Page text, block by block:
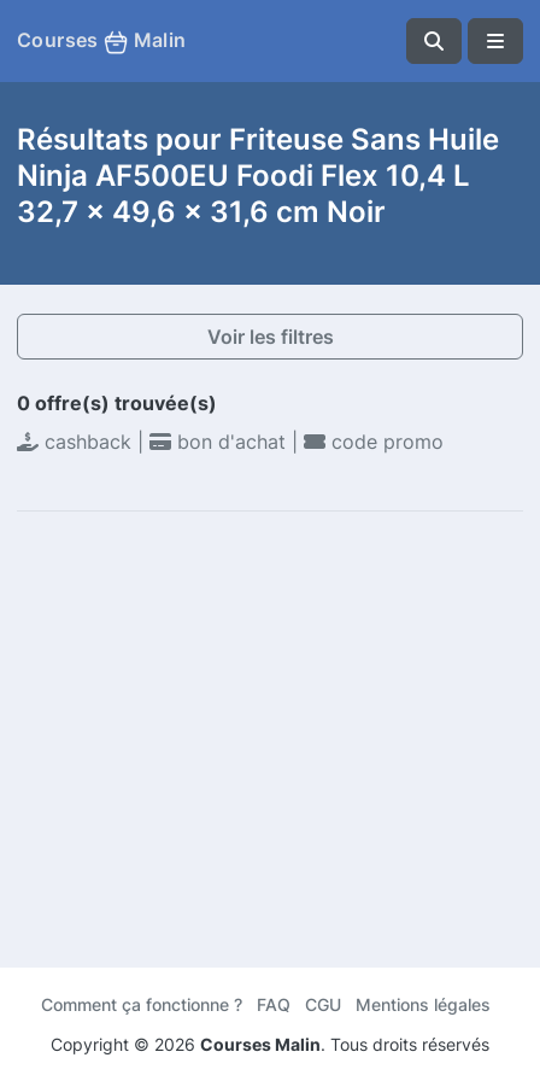
Courses Malin
Résultats pour Friteuse Sans Huile
Ninja AF500EU Foodi Flex 10,4 L
32,7 x 49,6 x 31,6 cm Noir
Voir les filtres
0 offre(s) trouvée(s)
cashback |
bon d'achat | code promo
Comment ça fonctionne ? FAQ CGU
Mentions légales
Copyright © 2026 Courses Malin. Tous droits réservés